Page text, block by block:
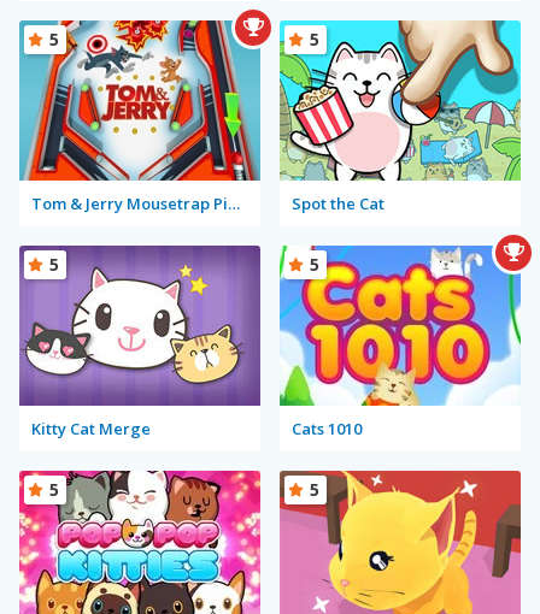
Tom & Jerry Mousetrap Pinball
5
Spot the Cat
5
Kitty Cat Merge
5
Cats 1010
5
5 5